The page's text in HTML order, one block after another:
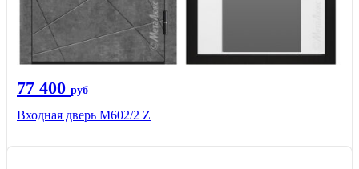
77 400 руб
Входная дверь М602/2 Z